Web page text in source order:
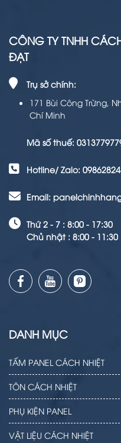
CÔNG TY TNHH
ĐẠT
Trụ sở chính:
171 Bùi Công Trừng,
Chí Minh
Mã số thuế:
Hotline/ Zalo:
Email:
Thứ 2 - 7 : 8:00 - 17:30
Chủ nhật : 8:00 - 11:30
DANH MỤC
TẤM PANEL CÁCH NHIỆT
TÔN CÁCH NHIỆT
PHỤ KIỆN PANEL
VẬT LIỆU CÁCH NHIỆT